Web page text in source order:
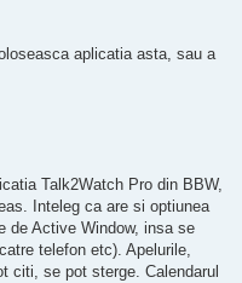
aplicatia asta, sau a
Talk2Watch Pro din BBW,
Inteleg ca are si optiunea
de Active Window, insa se
telefon etc). Apelurile,
citi, se pot sterge. Calendarul